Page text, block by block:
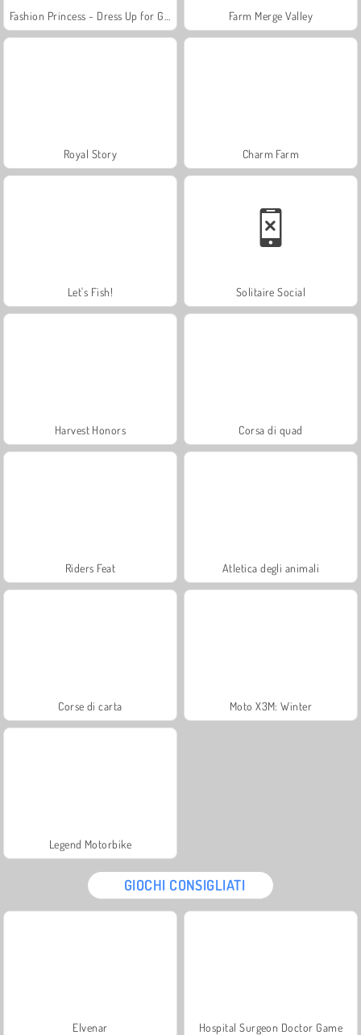
Farm Merge Valley
Royal Story Charm Farm
Let's Fish! Solitaire Social
Harvest Honors Corsa di quad
Riders Feat Atletica degli animali
Corse di carta Moto X3M: Winter
Legend Motorbike
GIOCHI CONSIGLIATI
Elvenar Hospital Surgeon Doctor Game